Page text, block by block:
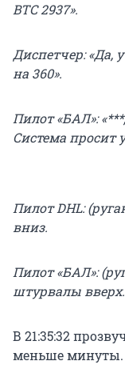
BTC 2937».
Диспетчер: «Да,
на 360».
Пилот «БАЛ»:
Система просит
Пилот DHL:
вниз.
Пилот «БАЛ»:
штурвалы вверх.
В 21:35:32
меньше минуты.